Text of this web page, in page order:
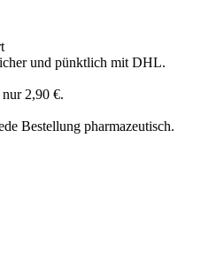
und pünktlich mit DHL.
nur 2,90 €.
Bestellung pharmazeutisch.